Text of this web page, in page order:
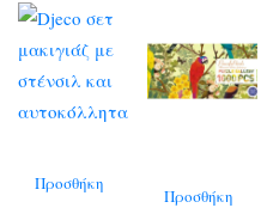
Προσθήκη
Προσθήκη